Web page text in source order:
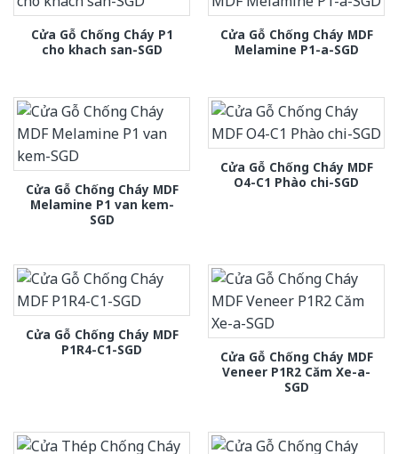
Cửa Gỗ Chống Cháy P1
cho khach san-SGD
Cửa Gỗ Chống Cháy MDF
Melamine P1-a-SGD
Cửa Gỗ Chống Cháy MDF
Melamine P1 van kem-
SGD
Cửa Gỗ Chống Cháy MDF
O4-C1 Phào chi-SGD
Cửa Gỗ Chống Cháy MDF
P1R4-C1-SGD
Cửa Gỗ Chống Cháy MDF
Veneer P1R2 Căm Xe-a-
SGD